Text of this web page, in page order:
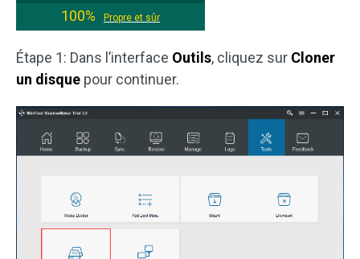
100%
Propre et sûr
Étape 1: Dans l’interface Outils, cliquez sur Cloner
un disque pour continuer.